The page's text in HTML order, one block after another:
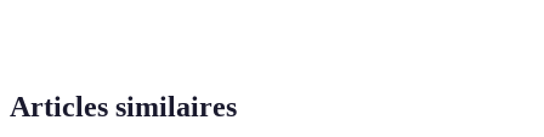
Articles similaires